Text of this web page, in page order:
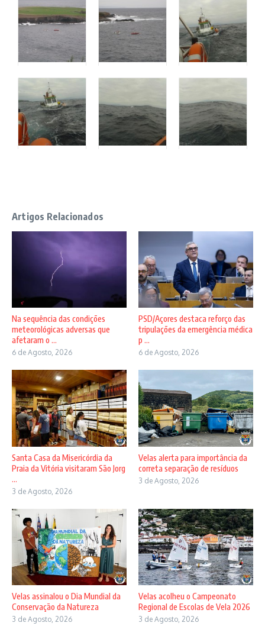
Artigos Relacionados
Na sequência das condições
meteorológicas adversas que
afetaram o ...
6 de Agosto, 2026
PSD/Açores destaca reforço das
tripulações da emergência médica
p ...
6 de Agosto, 2026
Santa Casa da Misericórdia da
Praia da Vitória visitaram São Jorg
...
3 de Agosto, 2026
Velas alerta para importância da
correta separação de resíduos
3 de Agosto, 2026
Velas assinalou o Dia Mundial da
Conservação da Natureza
3 de Agosto, 2026
Velas acolheu o Campeonato
Regional de Escolas de Vela 2026
3 de Agosto, 2026